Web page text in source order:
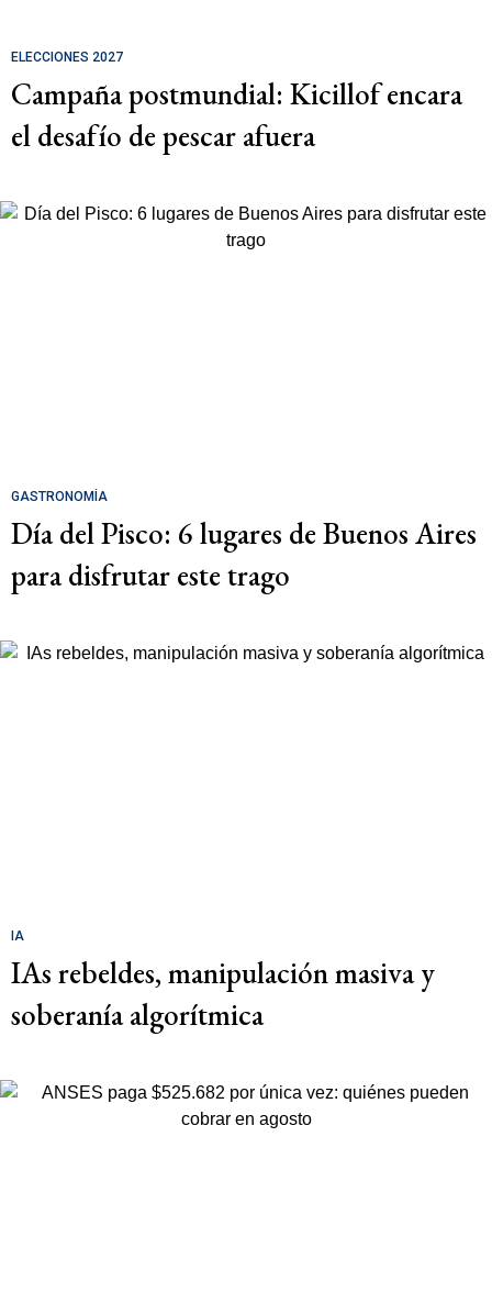
ELECCIONES 2027
Campaña postmundial: Kicillof encara
el desafío de pescar afuera
GASTRONOMÍA
Día del Pisco: 6 lugares de Buenos Aires
para disfrutar este trago
IA
IAs rebeldes, manipulación masiva y
soberanía algorítmica